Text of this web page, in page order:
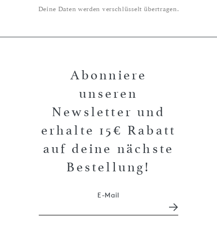
Deine Daten werden verschlüsselt übertragen.
Abonniere
unseren
Newsletter und
erhalte 15€ Rabatt
auf deine nächste
Bestellung!
E-Mail